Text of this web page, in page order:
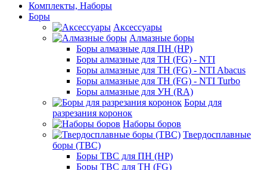
Комплекты, Наборы
Боры
Аксессуары
Алмазные боры
Боры алмазные для ПН (HP)
Боры алмазные для ТН (FG) - NTI
Боры алмазные для ТН (FG) - NTI Abacus
Боры алмазные для ТН (FG) - NTI Turbo
Боры алмазные для УН (RA)
Боры для
разрезания коронок
Наборы боров
Твердосплавные
боры (ТВС)
Боры ТВС для ПН (HP)
Боры ТВС для ТН (FG)